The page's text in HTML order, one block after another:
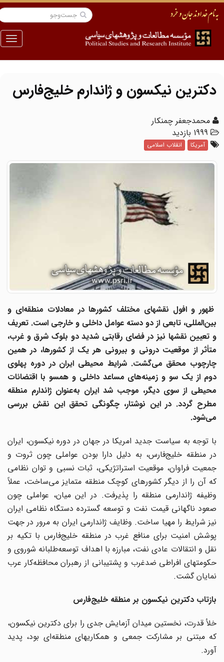
منو
دکترین نیکسون و ژاندارم خلیج‌فارس
محمدجعفر چمنکار
1999 بازدید
آمریکا انقلاب اسلامی
ظهور و افول نقشهای مختلف کشورها در معادلات منطقه‌ای و
بین‌المللی، تابعی از دو دسته عوامل داخلی و خارجی است. تعریف
و تعیین نقشها نیز در فضای رقابتی شدید دو بلوک شرق و غرب،
متأثر از موقعیت درونی و بیرونی هر یک از کشورها، در همین
چارچوب محقق می‌گشت. شرایط محیطی ایران در دوره پهلوی
دوم از یک سو و زمینه‌های مساعد داخلی و همسو با اقتضائات
محیطی از سوی دیگر، موجب شد ایران به‌عنوان ژاندارم منطقه
مطرح گردد. در این نوشتار، چگونگی تحقق این نقش بررسی
می‌شود.
با توجه به سیاست جدید امریکا در جهان در دوره نیکسون، ایران
در منطقه خلیج‌فارس، به دلیل دارا بودن عواملی چون ثروت و
جمعیت فراوان، موقعیت استراتژیکی، ثبات نسبی و توان نظامی
که آن را از دیگر کشورهای کوچک منطقه متمایز می‌ساخت، عملاً
وظیفه ژاندارمی منطقه را پذیرفت. در این میان، عواملی چون
صعود ناگهانی قیمت نفت و توسعه گسترده دستگاه نظامی ایران
نیز شرایط را مهیا ساخت. وظایف ژاندارمی ایران به مرور در جهت
پوشش امنیت برای منافع غرب در منطقه خلیج‌فارس با تکیه بر
نقل و انتقالات عادی نفت، مبارزه با اهداف توسعه‌طلبانه شوروی و
حکومتهای افراطی ضدغرب و پشتیبانی از رهبران محافظه‌کار عرب
نمایان گشت.
بازتاب دکترین نیکسون بر منطقه خلیج‌فارس
خلأ قدرت، نخستین میدان آزمایش جدی را برای دکترین نیکسون،
که مبتنی بر مشارکت جمعی و همکاریهای منطقه‌ای بود، پدید
آورد.